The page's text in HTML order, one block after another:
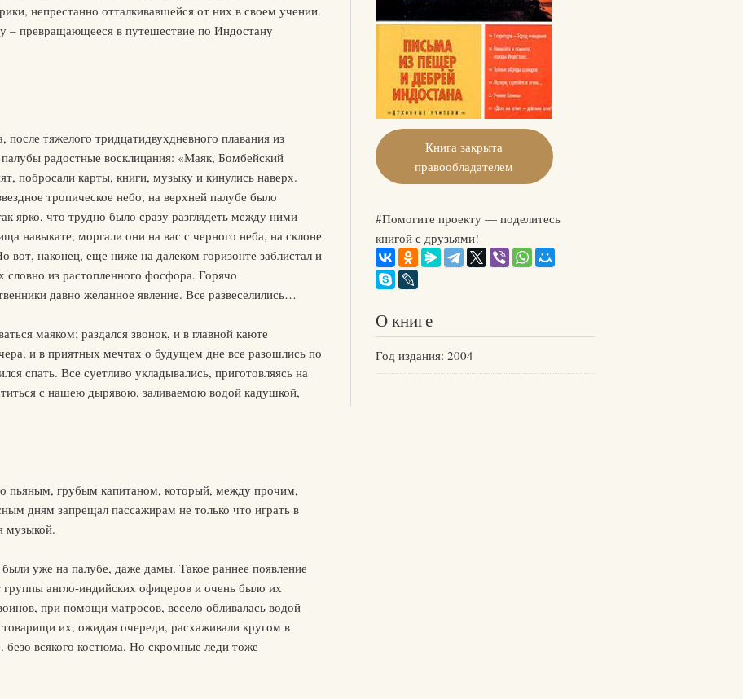
непрестанно отталкивавшейся от них в своем учении.
– превращающееся в путешествие по Индостану
тяжелого тридцатидвухдневного плавания из
радостные восклицания: «Маяк, Бомбейский
побросали карты, книги, музыку и кинулись наверх.
тропическое небо, на верхней палубе было
ярко, что трудно было сразу разглядеть между ними
навыкате, моргали они на вас с черного неба, на склоне
наконец, еще ниже на далеком горизонте заблистал и
из растопленного фосфора. Горячо
давно желанное явление. Все развеселились…
маяком; раздался звонок, и в главной каюте
и в приятных мечтах о будущем дне все разошлись по
спать. Все суетливо укладывались, приготовляясь на
с нашею дырявою, заливаемою водой кадушкой,
пьяным, грубым капитаном, который, между прочим,
дням запрещал пассажирам не только что играть в
музыкой.
уже на палубе, даже дамы. Такое раннее появление
группы англо-индийских офицеров и очень было их
при помощи матросов, весело обливалась водой
их, ожидая очереди, расхаживали кругом в
всякого костюма. Но скромные леди тоже
Книга закрыта
правообладателем
#Помогите проекту — поделитесь
книгой с друзьями!
О книге
Год издания: 2004